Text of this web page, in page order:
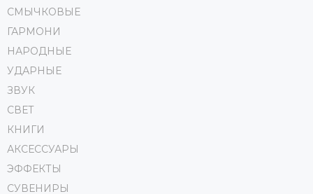
СМЫЧКОВЫЕ
ГАРМОНИ
НАРОДНЫЕ
УДАРНЫЕ
ЗВУК
СВЕТ
КНИГИ
АКСЕССУАРЫ
ЭФФЕКТЫ
СУВЕНИРЫ